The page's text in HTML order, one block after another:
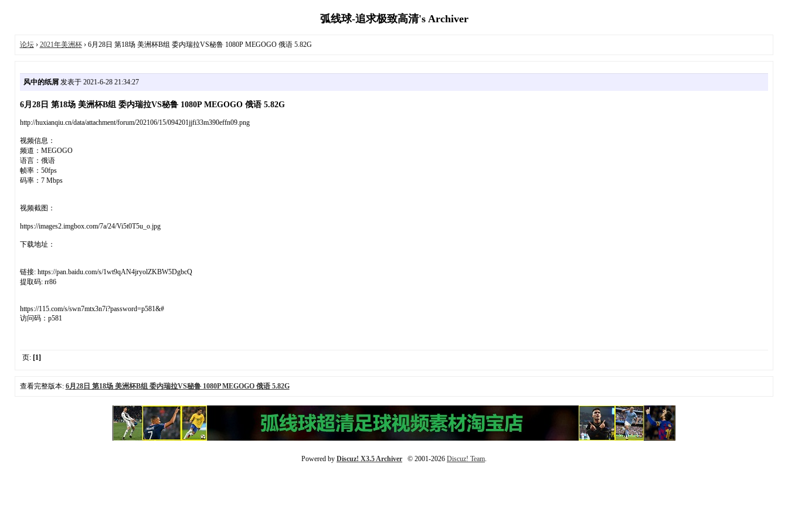
弧线球-追求极致高清's Archiver
论坛› 2021年美洲杯› 6月28日 第18场 美洲杯B组 委内瑞拉VS秘鲁 1080P MEGOGO 俄语 5.82G
风中的纸屑发表于 2021-6-28 21:34:27
6月28日 第18场 美洲杯B组 委内瑞拉VS秘鲁 1080P MEGOGO 俄语 5.82G
http://huxianqiu.cn/data/attachment/forum/202106/15/094201jjfi33m390effn09.png
视频信息：
频道：MEGOGO
语言：俄语
帧率：50fps
码率：7 Mbps
视频截图：
https://images2.imgbox.com/7a/24/Vi5t0T5u_o.jpg
下载地址：
链接: https://pan.baidu.com/s/1wt9qAN4jryolZKBW5DgbcQ
提取码: rr86
https://115.com/s/swn7mtx3n7i?password=p581&#
访问码：p581
页: [1]
查看完整版本: 6月28日 第18场 美洲杯B组 委内瑞拉VS秘鲁 1080P MEGOGO 俄语 5.82G
Powered by Discuz! X3.5 Archiver © 2001-2026 Discuz! Team.